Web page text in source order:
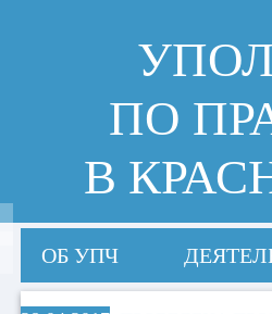
ПО
В
ОБ УПЧ